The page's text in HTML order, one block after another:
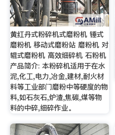
黄红丹式粉碎机式磨粉机 锤式
磨粉机 移动式磨粉站 磨粉机 对
辊式磨粉机 高效细碎机 石粉机
产品简介: 本粉碎机适用于在水
泥,化工,电力,冶金,建材,耐火材
料等工业部门磨粉中等硬度的物
料,如石灰石,炉渣,焦碳,煤等物
料的中碎,细碎作业。